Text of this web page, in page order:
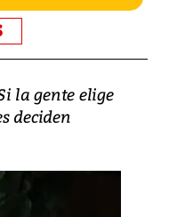
la gente elige
deciden